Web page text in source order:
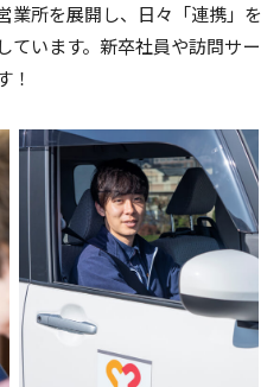
業所を展開し、日々「連携」を
ています。新卒社員や訪問サー
！